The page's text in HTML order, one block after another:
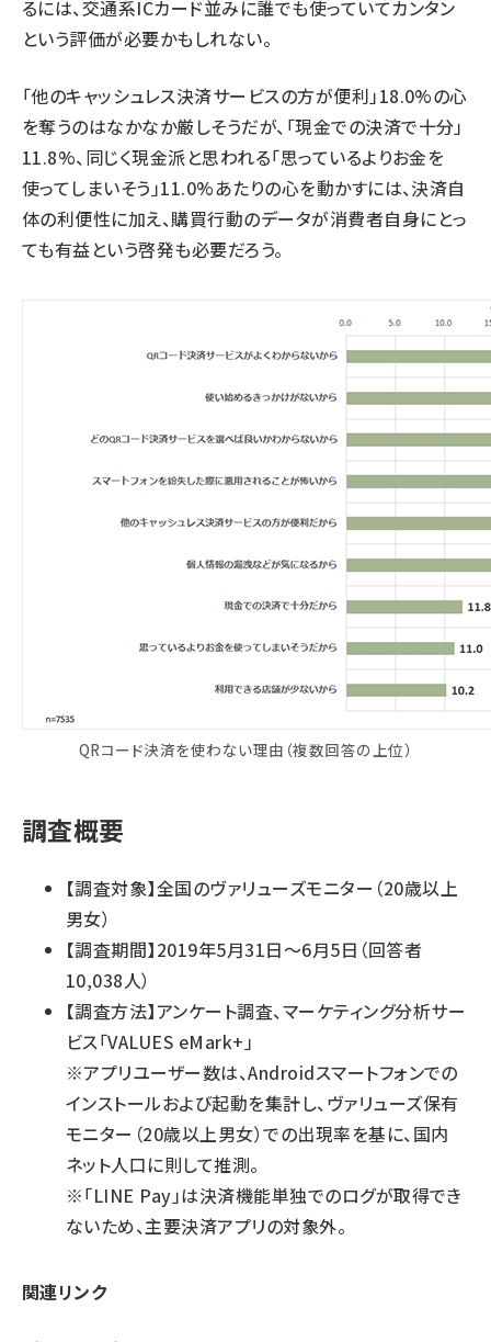
るには、交通系ICカード並みに誰でも使っていてカンタン
という評価が必要かもしれない。
「他のキャッシュレス決済サービスの方が便利」18.0%の心
を奪うのはなかなか厳しそうだが、「現金での決済で十分」
11.8%、同じく現金派と思われる「思っているよりお金を
使ってしまいそう」11.0%あたりの心を動かすには、決済自
体の利便性に加え、購買行動のデータが消費者自身にとっ
ても有益という啓発も必要だろう。
QRコード決済を使わない理由（複数回答の上位）
調査概要
【調査対象】全国のヴァリューズモニター（20歳以上
男女）
【調査期間】2019年5月31日～6月5日（回答者
10,038人）
【調査方法】アンケート調査、マーケティング分析サー
ビス「VALUES eMark+」
※アプリユーザー数は、Androidスマートフォンでの
インストールおよび起動を集計し、ヴァリューズ保有
モニター（20歳以上男女）での出現率を基に、国内
ネット人口に則して推測。
※「LINE Pay」は決済機能単独でのログが取得でき
ないため、主要決済アプリの対象外。
関連リンク